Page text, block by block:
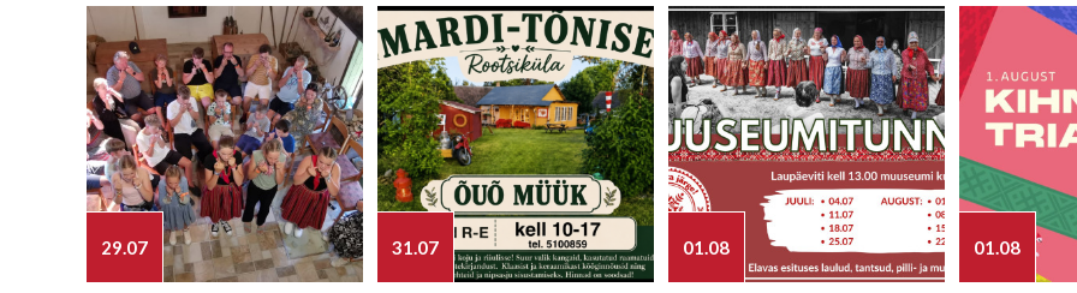
29.07 31.07 01.08 01.08